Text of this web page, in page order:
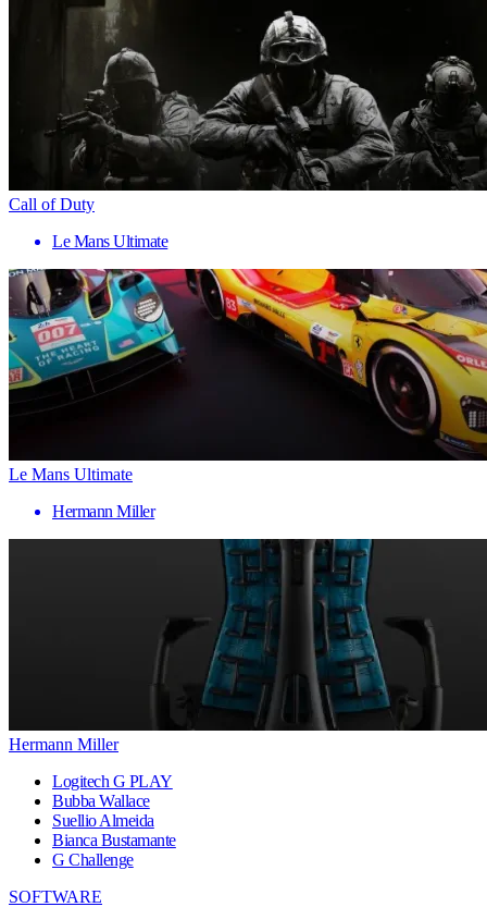
Call of Duty
Le Mans Ultimate
Le Mans Ultimate
Hermann Miller
Hermann Miller
Logitech G PLAY
Bubba Wallace
Suellio Almeida
Bianca Bustamante
G Challenge
SOFTWARE